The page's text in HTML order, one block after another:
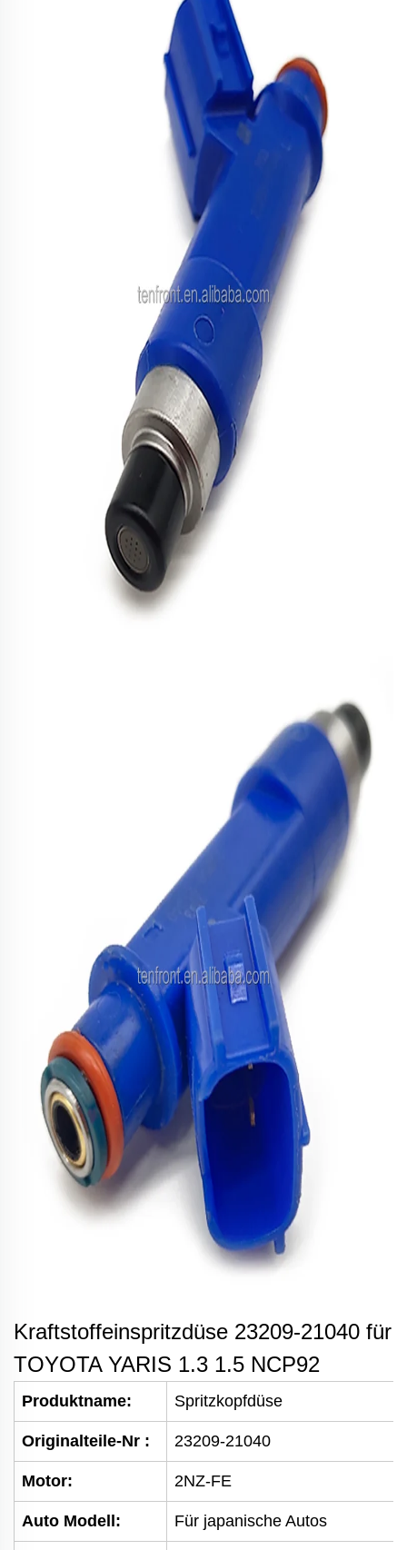
Kraftstoffeinspritzdüse 23209-21040 für
TOYOTA YARIS 1.3 1.5 NCP92
Produktname: Spritzkopfdüse
Originalteile-Nr : 23209-21040
Motor: 2NZ-FE
Auto Modell: Für japanische Autos